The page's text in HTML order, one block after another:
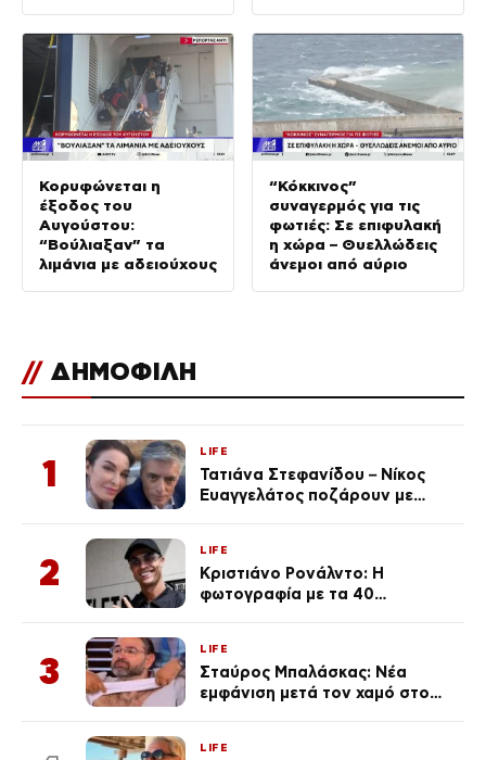
Κορυφώνεται η
έξοδος του
Αυγούστου:
“Βούλιαξαν” τα
λιμάνια με αδειούχους
“Κόκκινος”
συναγερμός για τις
φωτιές: Σε επιφυλακή
η χώρα – Θυελλώδεις
άνεμοι από αύριο
// ΔΗΜΟΦΙΛΗ
1
LIFE
Τατιάνα Στεφανίδου – Νίκος
Ευαγγελάτος ποζάρουν με
2
LIFE
Κριστιάνο Ρονάλντο: Η
φωτογραφία με τα 40
εκ. likes
3
LIFE
Σταύρος Μπαλάσκας: Νέα
εμφάνιση μετά τον χαμό στο
LIFE